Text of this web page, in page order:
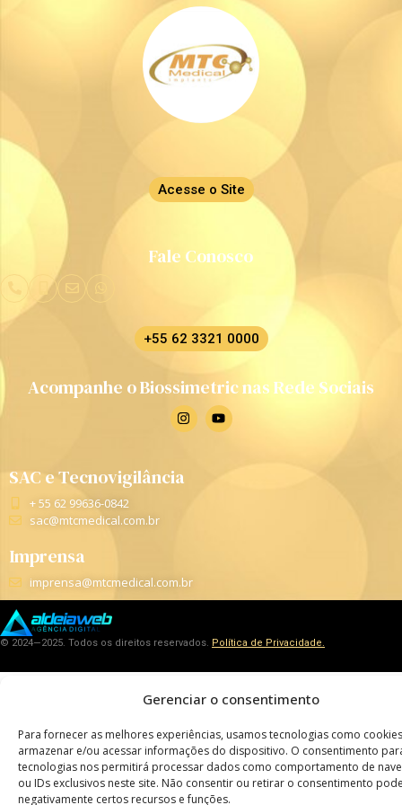
Gerenciar o consentimento
Para fornecer as melhores experiências, usamos tecnologias como
armazenar e/ou acessar informações do dispositivo. O consentimento
tecnologias nos permitirá processar dados como comportamento de
ou IDs exclusivos neste site. Não consentir ou retirar o consentimento
negativamente certos recursos e funções.
Acesse o Site
Fale Conosco
+55 62 3321 0000
Acompanhe o Biossimetric nas Rede Sociais
SAC e Tecnovigilância
+ 55 62 99636-0842
sac@mtcmedical.com.br
Imprensa
imprensa@mtcmedical.com.br
© 2024—2025. Todos os direitos reservados. Política de Privacidade.